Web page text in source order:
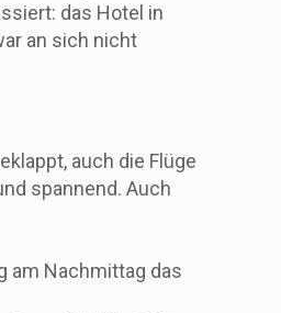
das Hotel in
an sich nicht
auch die Flüge
spannend. Auch
am Nachmittag das